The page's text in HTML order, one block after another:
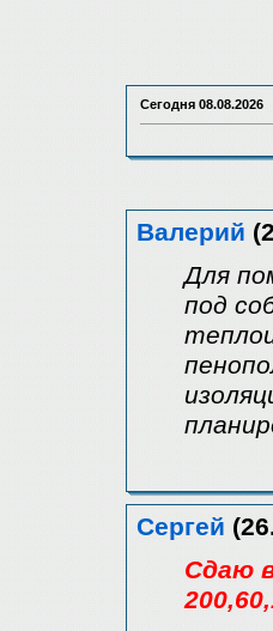
Сегодня 08.08.2026
Валерий
Для
под
Сергей
Сдаю